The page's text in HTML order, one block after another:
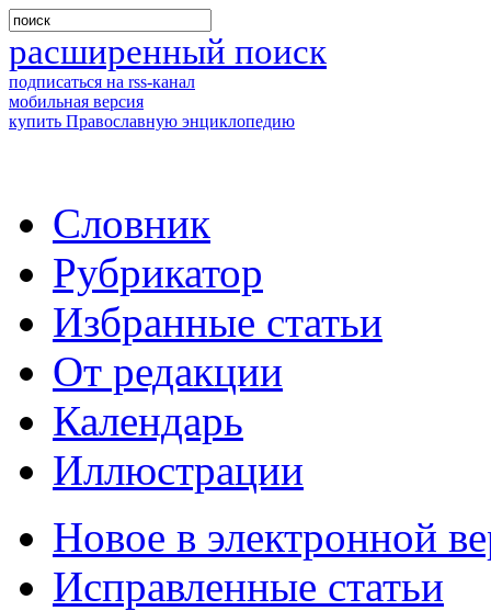
расширенный поиск
подписаться на rss-канал
мобильная версия
купить Православную энциклопедию
Словник
Рубрикатор
Избранные статьи
От редакции
Календарь
Иллюстрации
Новое в электронной
Исправленные статьи